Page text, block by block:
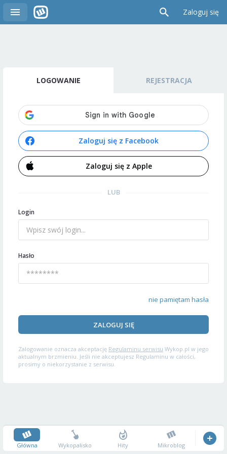
Zaloguj się
LOGOWANIE REJESTRACJA
Zaloguj się z Facebook
Zaloguj się z Apple
LUB
Login
Hasło
nie pamiętam hasła
ZALOGUJ SIĘ
Zalogowanie oznacza akceptację Regulaminu serwisu Wykop.pl w jego
aktualnym brzmieniu. Jeśli nie akceptujesz Regulaminu w całości,
prosimy o niekorzystanie z serwisu.
Główna Wykopalisko Hity Mikroblog